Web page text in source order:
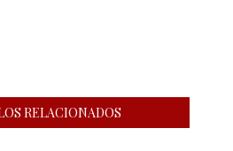
RELACIONADOS